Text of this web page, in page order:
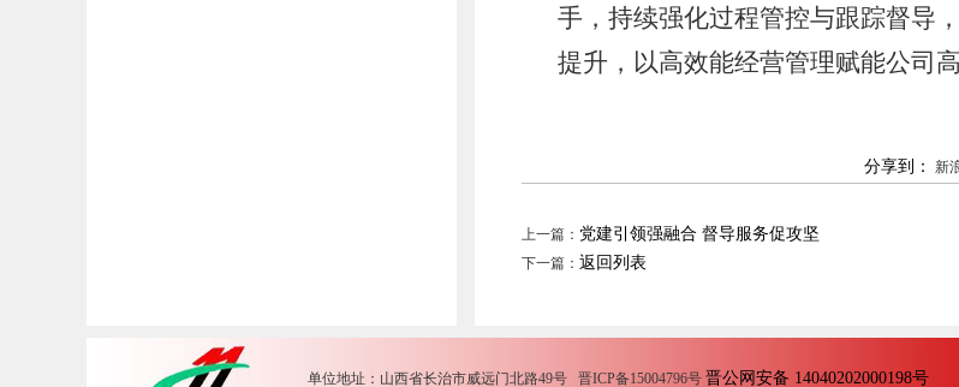
手，持续强化过程管控与跟踪督导
提升，以高效能经营管理赋能公司
分享到： 新
上一篇： 党建引领强融合 督导服务促攻坚
下一篇： 返回列表
单位地址：山西省长治市威远门北路49号 晋ICP备15004796号 晋公网安备 14040202000198号